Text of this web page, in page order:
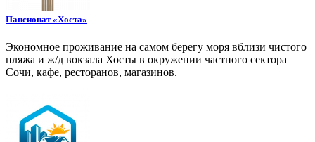
Пансионат «Хоста»
Экономное проживание на самом берегу моря вблизи чистого
пляжа и ж/д вокзала Хосты в окружении частного сектора
Сочи, кафе, ресторанов, магазинов.